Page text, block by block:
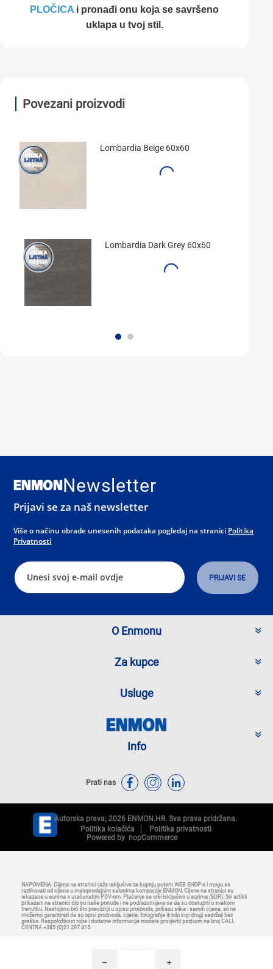
i
h
PLOČICA i pronađi onu koja se savršeno
uklapa u tvoj stil.
Povezani proizvodi
Lombardia Beige 60x60
Lombardia Dark Grey 60x60
Newsletter
Prijavi se za naš newsletter
Više o načinu obrade unesenih podataka pogledaj na stranici Politika
Privatnosti
O Enmonu
Za kupce
Usluge
Info
Prati nas
Autorska prava; 2026 ENMON.HR. Sva prava pridržana.
Politika kolačića
Politika privatnosti
Powered by nopCommerce
NAPOMENA: Cijene na stranici važe isključivo za kupnju putem WEB SHOP-a i mogu se
razlikovati od cijena u maloprodajnim salonima kompanije ENMON. Cijene na stranici su
iskazane u eurima s uračunatim PDV-om. Plaćanje se vrši isključivo u eurima (EUR). Svi artikli
prikazani na stranici dio su naše ponude i ne podrazumijeva se da su dostupni u svakom
trenutku. Nastojimo biti što precizniji u opisu proizvoda, prikazu slika i samih cijena, ali ne
možemo garantirati da su opisi proizvoda, cijene, fotografije ili bilo koji drugi sadržaji bez
greške. Raspoloživost robe i dodatne informacije možete provjeriti pozivom na broj CALL
CENTRA +385 (0)31 297 415